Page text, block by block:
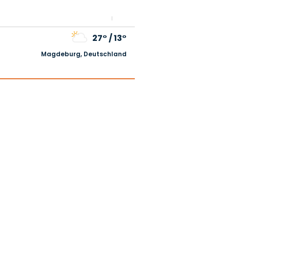
27°/13°
Magdeburg, Deutschland